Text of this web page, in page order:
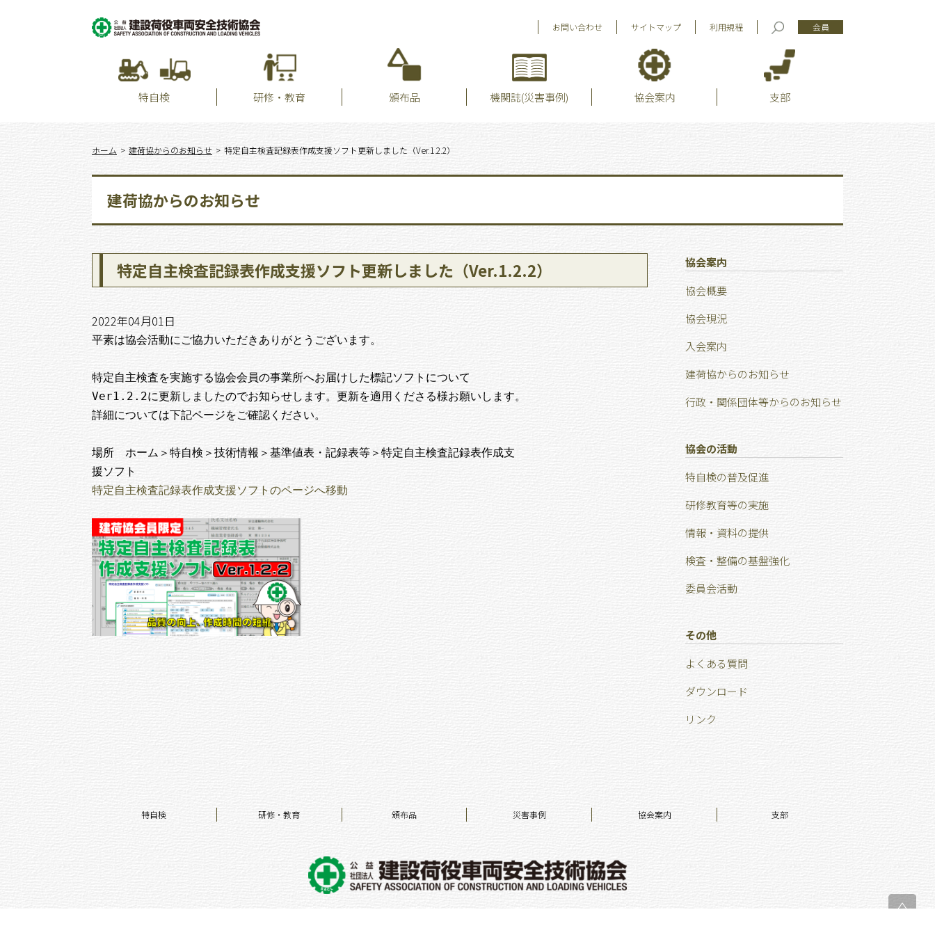
お問い合わせ サイトマップ 利用規程 会員
特自検 研修・教育 頒布品 機関誌(災害事例) 協会案内 支部
ホーム 建荷協からのお知らせ 特定自主検査記録表作成支援ソフト更新しました（Ver.1.2.2）
建荷協からのお知らせ
特定自主検査記録表作成支援ソフト更新しました（Ver.1.2.2）
2022年04月01日
平素は協会活動にご協力いただきありがとうございます。
特定自主検査を実施する協会会員の事業所へお届けした標記ソフトについて
Ver1.2.2に更新しましたのでお知らせします。更新を適用くださる様お願いします。
詳細については下記ページをご確認ください。
場所　ホーム＞特自検＞技術情報＞基準値表・記録表等＞特定自主検査記録表作成支
特定自主検査記録表作成支援ソフトのページへ移動
協会案内
協会概要
協会現況
⼊会案内
建荷協からのお知らせ
行政・関係団体等からのお知らせ
協会の活動
特⾃検の普及促進
研修教育等の実施
情報・資料の提供
検査・整備の基盤強化
委員会活動
その他
よくある質問
ダウンロード
リンク
特自検 研修・教育 頒布品 災害事例 協会案内 支部